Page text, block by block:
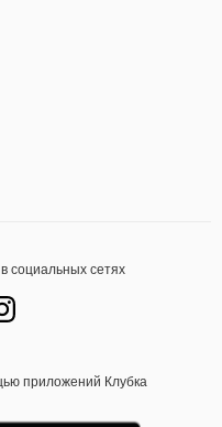
социальных сетях
приложений Клубка